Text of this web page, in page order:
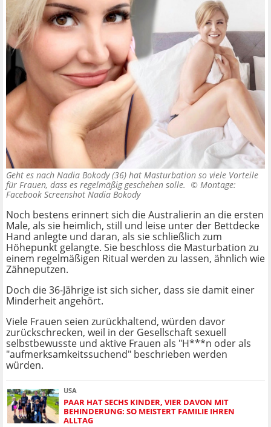
Geht es nach Nadia Bokody (36) hat Masturbation so viele Vorteile
für Frauen, dass es regelmäßig geschehen solle. © Montage:
Facebook Screenshot Nadia Bokody
Noch bestens erinnert sich die Australierin an die ersten
Male, als sie heimlich, still und leise unter der Bettdecke
Hand anlegte und daran, als sie schließlich zum
Höhepunkt gelangte. Sie beschloss die Masturbation zu
einem regelmäßigen Ritual werden zu lassen, ähnlich wie
Zähneputzen.
Doch die 36-Jährige ist sich sicher, dass sie damit einer
Minderheit angehört.
Viele Frauen seien zurückhaltend, würden davor
zurückschrecken, weil in der Gesellschaft sexuell
selbstbewusste und aktive Frauen als "H***n oder als
"aufmerksamkeitssuchend" beschrieben werden
würden.
USA
PAAR HAT SECHS KINDER, VIER DAVON MIT
BEHINDERUNG: SO MEISTERT FAMILIE IHREN
ALLTAG